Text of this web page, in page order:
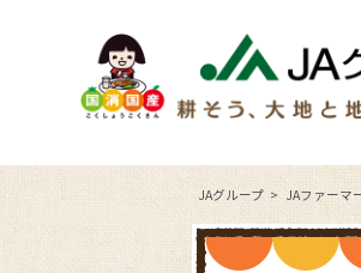
JAグループ JAファーマ